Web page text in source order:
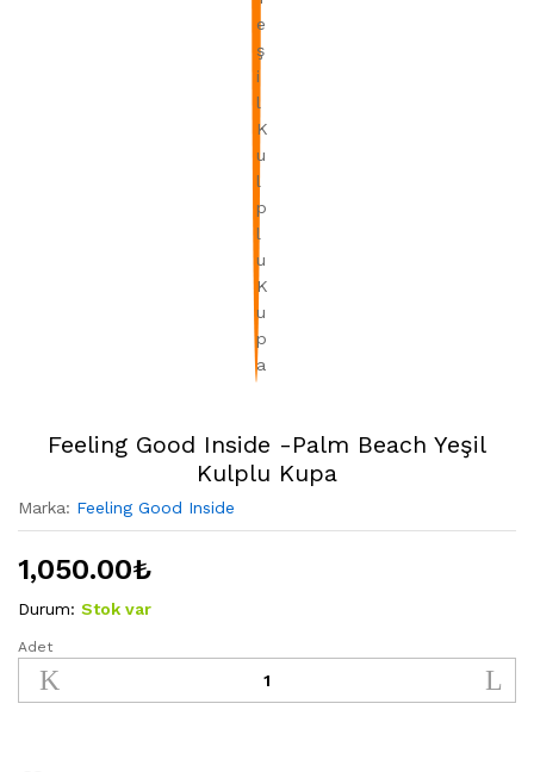
Feeling Good Inside -Palm Beach Yeşil
Kulplu Kupa
Marka: Feeling Good Inside
1,050.00₺
Durum: Stok var
Feeling
Good
Inside
Adet